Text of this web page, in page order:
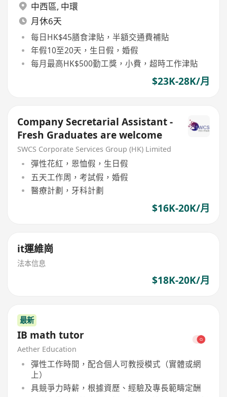
中西區, 中環
月休6天
每日HK$45膳食津貼，半額交通費補貼
年假10至20天，生日假，婚假
每月最高HK$500勤工獎，小費，超時工作津貼
$23K-28K/月
Company Secretarial Assistant -
Fresh Graduates are welcome
SWCS Corporate Services Group (HK) Limited
彈性花紅，恩恤假，生日假
五天工作周，考試假，婚假
醫療計劃，牙科計劃
$16K-20K/月
it運維崗
法本信息
$18K-20K/月
最新
IB math tutor
Aether Education
彈性工作時間，配合個人可教授模式（實體或網
上）
具競爭力時薪，根據資歷、經驗及專長範疇定酬